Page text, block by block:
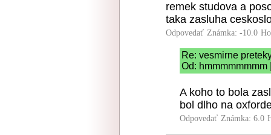
remek studova a
taka zasluha
Odpovedať Známka: -10.0
Re: vesmirne
Od:
A koho to bola
bol dlho na
Odpovedať Známka: 6.0